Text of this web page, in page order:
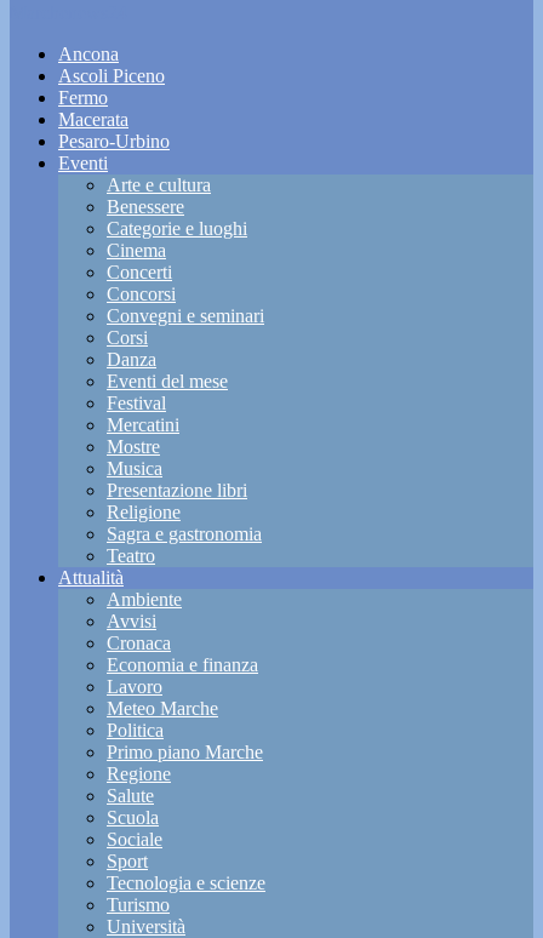
Ancona
Ascoli Piceno
Fermo
Macerata
Pesaro-Urbino
Eventi
Arte e cultura
Benessere
Categorie e luoghi
Cinema
Concerti
Concorsi
Convegni e seminari
Corsi
Danza
Eventi del mese
Festival
Mercatini
Mostre
Musica
Presentazione libri
Religione
Sagra e gastronomia
Teatro
Attualità
Ambiente
Avvisi
Cronaca
Economia e finanza
Lavoro
Meteo Marche
Politica
Primo piano Marche
Regione
Salute
Scuola
Sociale
Sport
Tecnologia e scienze
Turismo
Università